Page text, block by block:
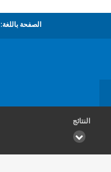
الصفحة باللغة:
النتائج